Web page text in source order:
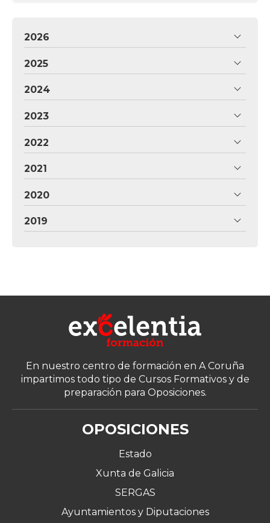
2026
2025
2024
2023
2022
2021
2020
2019
En nuestro centro de formación en A Coruña
impartimos todo tipo de Cursos Formativos y de
preparación para Oposiciones.
OPOSICIONES
Estado
Xunta de Galicia
SERGAS
Ayuntamientos y Diputaciones